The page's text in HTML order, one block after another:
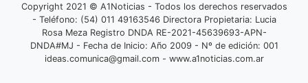
Copyright 2021 © A1Noticias - Todos los derechos reservados
- Teléfono: (54) 011 49163546 Directora Propietaria: Lucia
Rosa Meza Registro DNDA RE-2021-45639693-APN-
DNDA#MJ - Fecha de Inicio: Año 2009 - Nº de edición: 001
ideas.comunica@gmail.com- www.a1noticias.com.ar